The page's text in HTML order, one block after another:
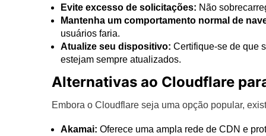
Evite excesso de solicitações: Não
Mantenha um comportamento normal de
usuários faria.
Atualize seu dispositivo: Certifique-se de que
estejam sempre atualizados.
Alternativas ao Cloudflare
Embora o Cloudflare seja uma opção popular,
Akamai: Oferece uma ampla rede de CDN e